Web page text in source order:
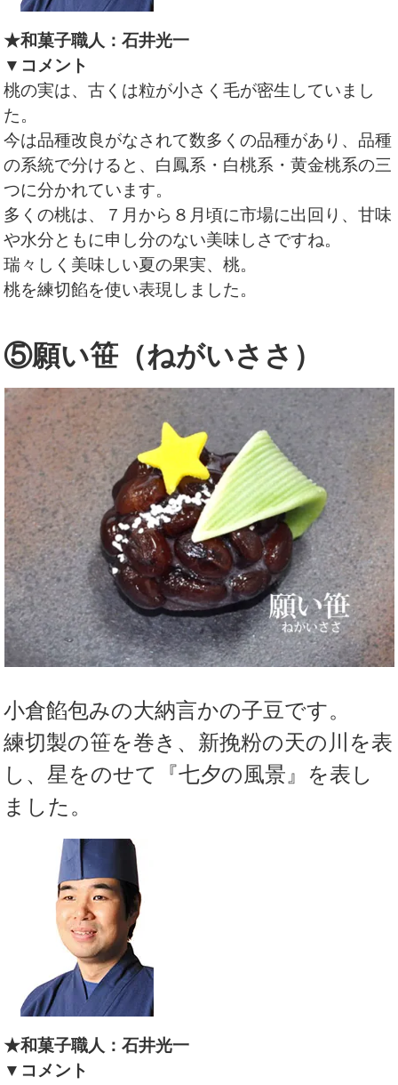
★和菓子職人：石井光一
▼コメント
桃の実は、古くは粒が小さく毛が密生していまし
た。
今は品種改良がなされて数多くの品種があり、品種
の系統で分けると、白鳳系・白桃系・黄金桃系の三
つに分かれています。
多くの桃は、７月から８月頃に市場に出回り、甘味
や水分ともに申し分のない美味しさですね。
瑞々しく美味しい夏の果実、桃。
桃を練切餡を使い表現しました。
⑤願い笹（ねがいささ）
小倉餡包みの大納言かの子豆です。
練切製の笹を巻き、新挽粉の天の川を表
し、星をのせて『七夕の風景』を表し
ました。
★和菓子職人：石井光一
▼コメント